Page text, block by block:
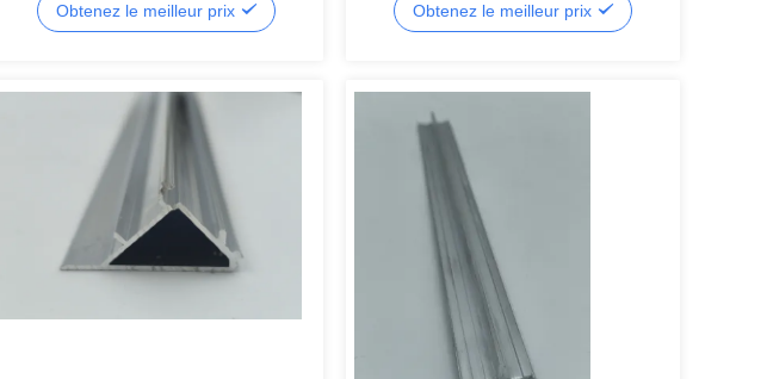
d'usine de personnalisation de
Obtenez le meilleur prix
portes coulissantes dans les armoires
Obtenez le meilleur prix